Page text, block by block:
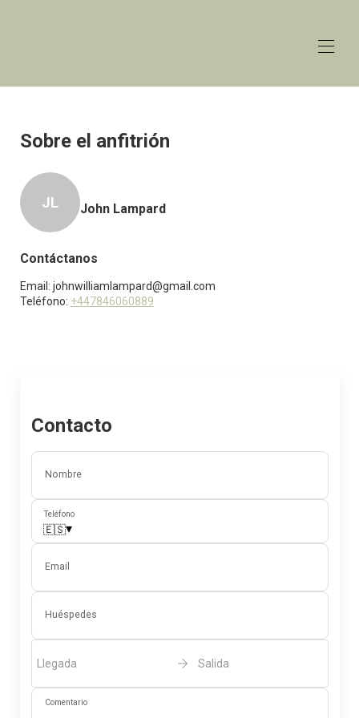
Descripción general
Tarifas
Disponibilidad
Sobre el anfitrión
JL John Lampard
Contáctanos
Email: johnwilliamlampard@gmail.com
Teléfono: +447846060889
Contacto
Nombre
Teléfono
🇪🇸▾
Email
Huéspedes
Llegada Salida
Comentario